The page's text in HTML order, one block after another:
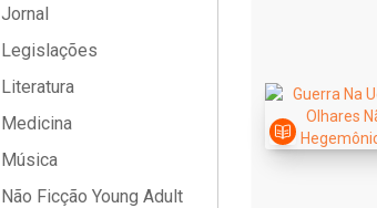
Jornal
Legislações
Literatura
Medicina
Música
Não Ficção Young Adult